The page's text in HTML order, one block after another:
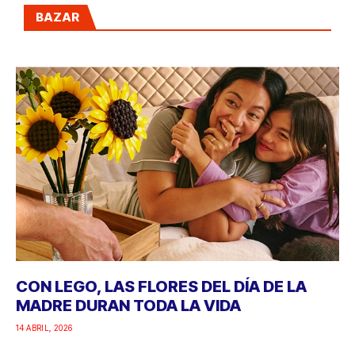
BAZAR
CON LEGO, LAS FLORES DEL DÍA DE LA
MADRE DURAN TODA LA VIDA
14 ABRIL, 2026